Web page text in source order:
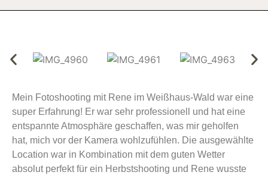
Mein Fotoshooting mit Rene im Weißhaus-Wald war eine
super Erfahrung! Er war sehr professionell und hat eine
entspannte Atmosphäre geschaffen, was mir geholfen
hat, mich vor der Kamera wohlzufühlen. Die ausgewählte
Location war in Kombination mit dem guten Wetter
absolut perfekt für ein Herbstshooting und Rene wusste